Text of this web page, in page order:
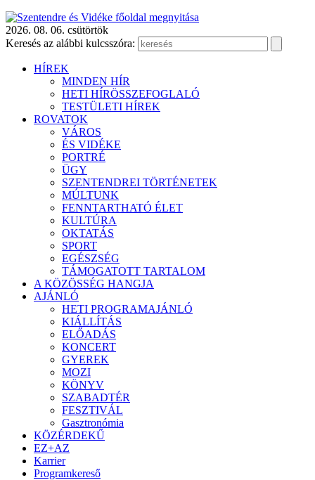
2026. 08. 06. csütörtök
Keresés az alábbi kulcsszóra:
HÍREK
MINDEN HÍR
HETI HÍRÖSSZEFOGLALÓ
TESTÜLETI HÍREK
ROVATOK
VÁROS
ÉS VIDÉKE
PORTRÉ
ÜGY
SZENTENDREI TÖRTÉNETEK
MÚLTUNK
FENNTARTHATÓ ÉLET
KULTÚRA
OKTATÁS
SPORT
EGÉSZSÉG
TÁMOGATOTT TARTALOM
A KÖZÖSSÉG HANGJA
AJÁNLÓ
HETI PROGRAMAJÁNLÓ
KIÁLLÍTÁS
ELŐADÁS
KONCERT
GYEREK
MOZI
KÖNYV
SZABADTÉR
FESZTIVÁL
Gasztronómia
KÖZÉRDEKŰ
EZ+AZ
Karrier
Programkereső